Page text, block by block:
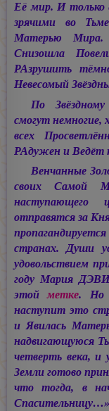
Её мир. И только
зрячими во
Матерью
Снизошла
РАзрушить
Невесомый
По
смогут
всех
РАдужен и Ведёт
Венчанные
своих Самой
наступающего
отправятся за
странах. Души
удовольствием
году Мария
этойметке. Но
наступит это
и Явилась
надвигающуюся
четверть века, и
Земли готово
что тогда, в
Спасительницу…»